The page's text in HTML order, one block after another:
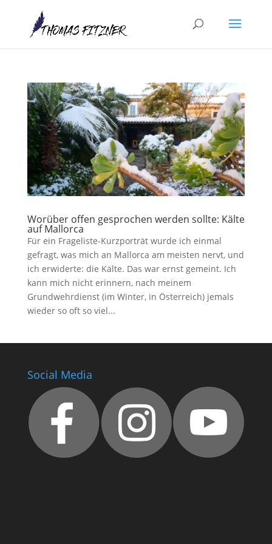
Worüber offen gesprochen werden sollte: Kälte
auf Mallorca
Für ein Frageliste-Kurzporträt wurde ich einmal
gefragt, was mich an Mallorca am meisten nervt, und
ich erwiderte: die Kälte. Das war ernst gemeint. Ich
kann mich nicht erinnern, nach meinem
Grundwehrdienst (im Winter, in Österreich) jemals
wieder so oft so viel...
Social Media